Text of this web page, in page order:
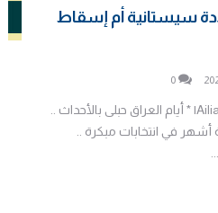
سيستانية أم إسقاط
0
الكاتب إيليا إمامي Ailia_Emame| * أيام العراق حبلى بالأحداث ..
في انتخابات مبكرة ..